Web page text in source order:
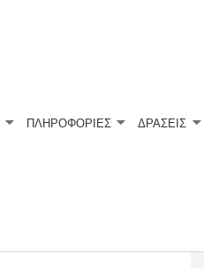
ΠΛΗΡΟΦΟΡΙΕΣ ΔΡΑΣΕΙΣ